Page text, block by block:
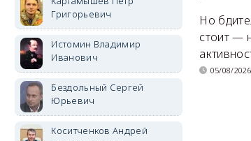
Но
стоит —
05/08/
Григорьевич
Истомин Владимир
Иванович
Бездольный Сергей
Юрьевич
Коситченков Андрей